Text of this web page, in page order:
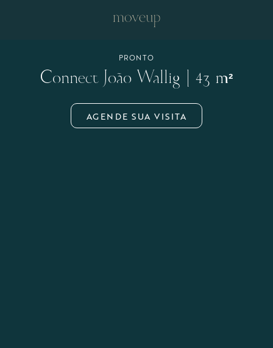
PRONTO
Connect João Wallig | 43 m²
AGENDE SUA VISITA